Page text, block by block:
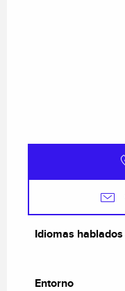
Idiomas hablados
Idiomas hablados
Entorno
Entorno